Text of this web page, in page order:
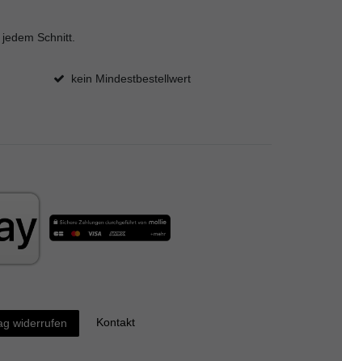
Schnitt.
kein Mindestbestellwert
widerrufen Kontakt